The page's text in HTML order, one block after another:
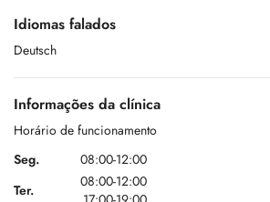
Idiomas falados
Deutsch
Informações da clínica
Horário de funcionamento
Seg.
08:00-12:00
Ter.
08:00-12:00